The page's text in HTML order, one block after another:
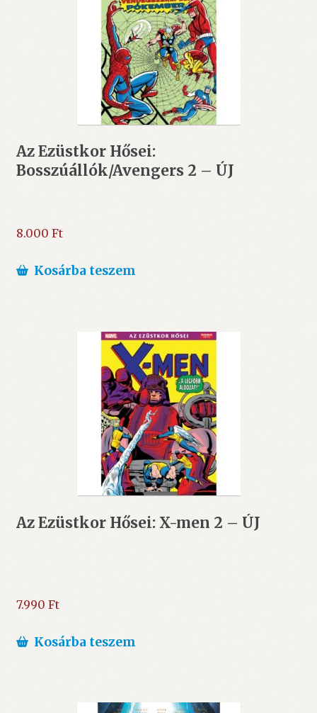
Az Ezüstkor Hősei:
Bosszúállók/Avengers 2 – ÚJ
8.000 Ft
Kosárba teszem
Az Ezüstkor Hősei: X-men 2 – ÚJ
7.990 Ft
Kosárba teszem